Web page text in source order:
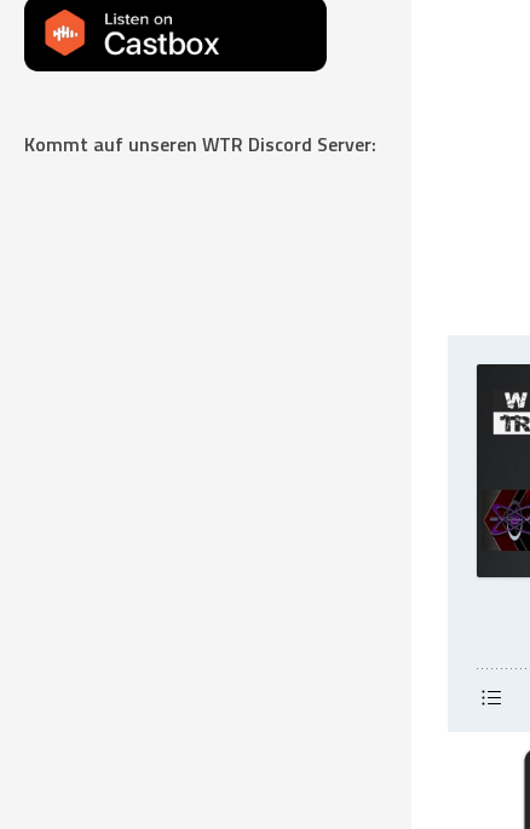
Kommt auf unseren WTR Discord Server: